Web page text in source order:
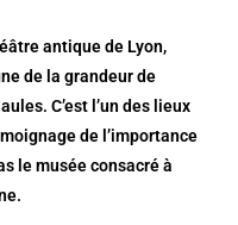
antique de Lyon,
de la grandeur de
C’est l’un des lieux
de l’importance
le musée consacré à